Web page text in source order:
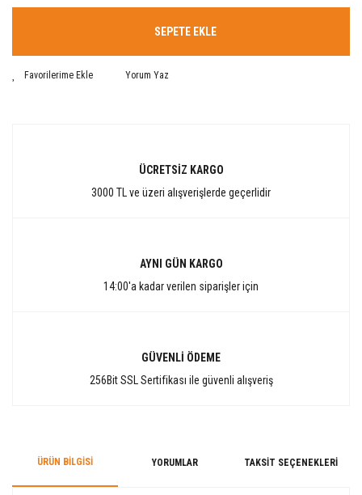
SEPETE EKLE
Yorum Yaz
ÜCRETSİZ KARGO
3000 TL ve üzeri alışverişlerde geçerlidir
AYNI GÜN KARGO
14:00'a kadar verilen siparişler için
GÜVENLİ ÖDEME
256Bit SSL Sertifikası ile güvenli alışveriş
ÜRÜN BILGISI YORUMLAR TAKSIT SEÇENEKLERI